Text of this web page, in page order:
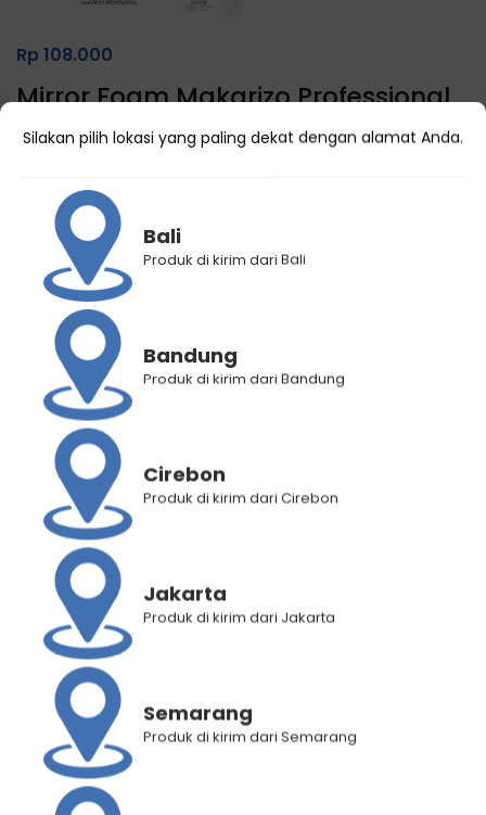
Mirror Foam Makarizo Professional
Kategori
Perlengkapan Salon
Brand: Makarizo Professional
Deskripsi Produk
Informasi Tambahan
Penilaian Produk (0)
RELATED PRODUCTS
Silakan pilih lokasi yang paling dekat dengan alamat Anda.
Bali
Produk di kirim dari Bali
Bandung
Produk di kirim dari Bandung
Cirebon
Produk di kirim dari Cirebon
Jakarta
Produk di kirim dari Jakarta
Semarang
Produk di kirim dari Semarang